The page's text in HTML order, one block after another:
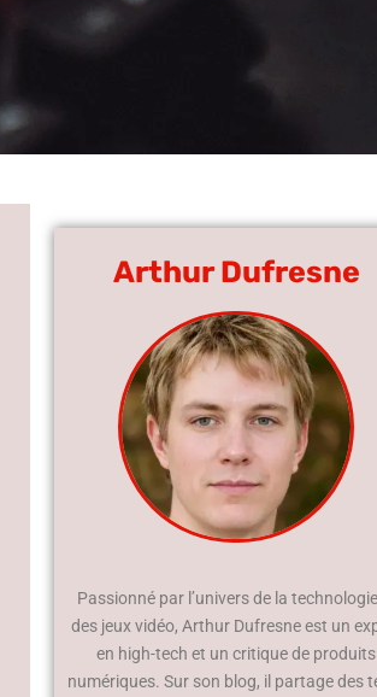
Arthur Dufresne
Passionné par l’univers de la
des jeux vidéo, Arthur Dufresne est un
en high-tech et un critique de produits
numériques. Sur son blog, il partage des